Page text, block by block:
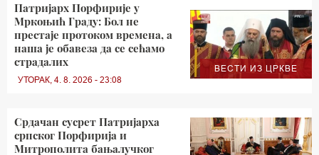
ВЕСТИ ИЗ ЦРКВЕ
Патријарх Порфирије у
Мркоњић Граду: Бол не
престаје протоком времена, а
наша је обавеза да се сећамо
страдалих
УТОРАК, 4. 8. 2026 - 23:08
Срдачан сусрет Патријарха
српског Порфирија и
Митрополита бањалучког